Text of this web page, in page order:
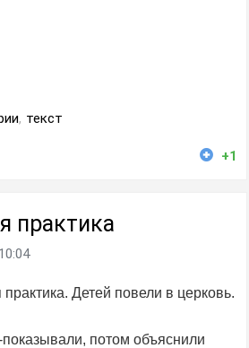
, текст
+1
практика
Детей повели в церковь.
потом объяснили